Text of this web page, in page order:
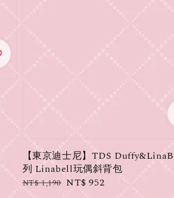
【東京迪士尼】TDS
列 Linabell玩偶斜背包
Regular
NT$ 1,190 Sale
NT$ 952